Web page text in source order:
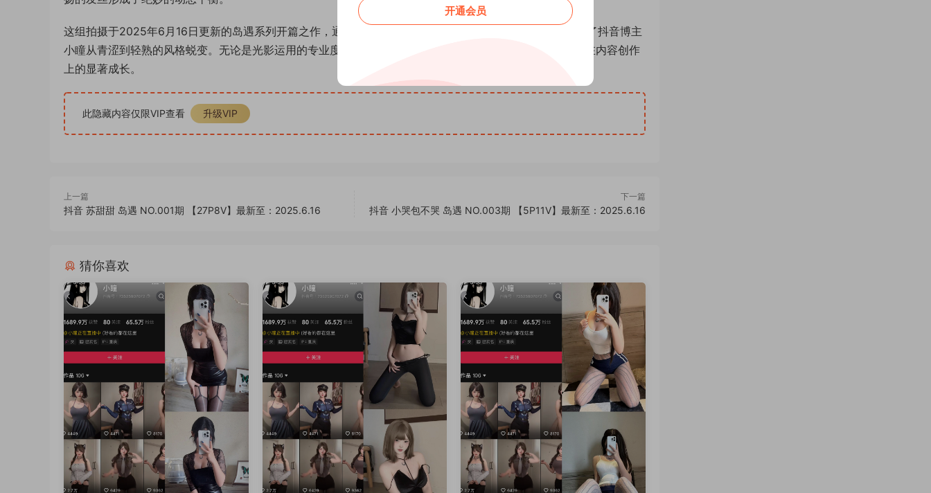
这组拍摄于2025年6月16日更新的岛遇系列开篇之作，通过多元化的场景转换和精准的影像捕捉，完整呈现了抖音博主
小瞳从青涩到轻熟的风格蜕变。无论是光影运用的专业度还是表情管理的完成度，都标志着这位新生代博主在内容创作
上的显著成长。
此隐藏内容仅限VIP查看 升级VIP
上一篇
抖音 苏甜甜 岛遇 NO.001期 【27P8V】最新至：2025.6.16
下一篇
抖音 小哭包不哭 岛遇 NO.003期 【5P11V】最新至：2025.6.16
猜你喜欢
开通会员